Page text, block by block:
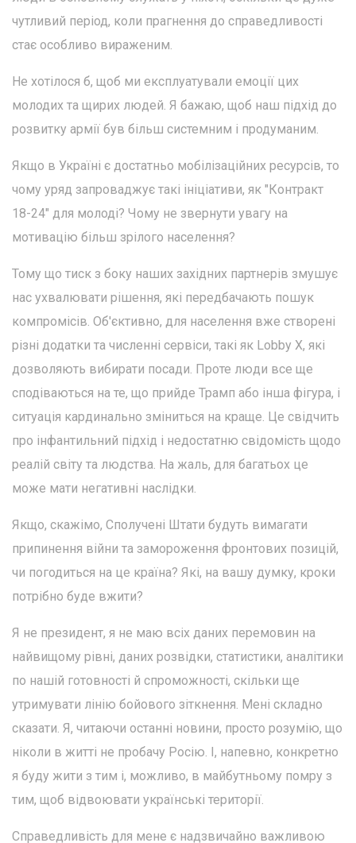
чутливий період, коли прагнення до справедливості
стає особливо вираженим.
Не хотілося б, щоб ми експлуатували емоції цих
молодих та щирих людей. Я бажаю, щоб наш підхід до
розвитку армії був більш системним і продуманим.
Якщо в Україні є достатньо мобілізаційних ресурсів, то
чому уряд запроваджує такі ініціативи, як "Контракт
18-24" для молоді? Чому не звернути увагу на
мотивацію більш зрілого населення?
Тому що тиск з боку наших західних партнерів змушує
нас ухвалювати рішення, які передбачають пошук
компромісів. Об'єктивно, для населення вже створені
різні додатки та численні сервіси, такі як Lobby X, які
дозволяють вибирати посади. Проте люди все ще
сподіваються на те, що прийде Трамп або інша фігура, і
ситуація кардинально зміниться на краще. Це свідчить
про інфантильний підхід і недостатню свідомість щодо
реалій світу та людства. На жаль, для багатьох це
може мати негативні наслідки.
Якщо, скажімо, Сполучені Штати будуть вимагати
припинення війни та замороження фронтових позицій,
чи погодиться на це країна? Які, на вашу думку, кроки
потрібно буде вжити?
Я не президент, я не маю всіх даних перемовин на
найвищому рівні, даних розвідки, статистики, аналітики
по нашій готовності й спроможності, скільки ще
утримувати лінію бойового зіткнення. Мені складно
сказати. Я, читаючи останні новини, просто розумію, що
ніколи в житті не пробачу Росію. І, напевно, конкретно
я буду жити з тим і, можливо, в майбутньому помру з
тим, щоб відвоювати українські території.
Справедливість для мене є надзвичайно важливою